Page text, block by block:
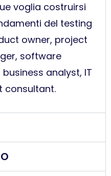
voglia costruirsi
del testing
owner, project
software
analyst, IT
consultant.